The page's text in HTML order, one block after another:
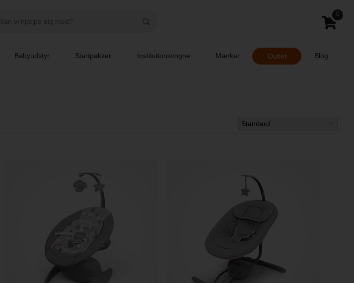
0
Babyudstyr Startpakker Institutionsvogne Mærker Outlet Blog